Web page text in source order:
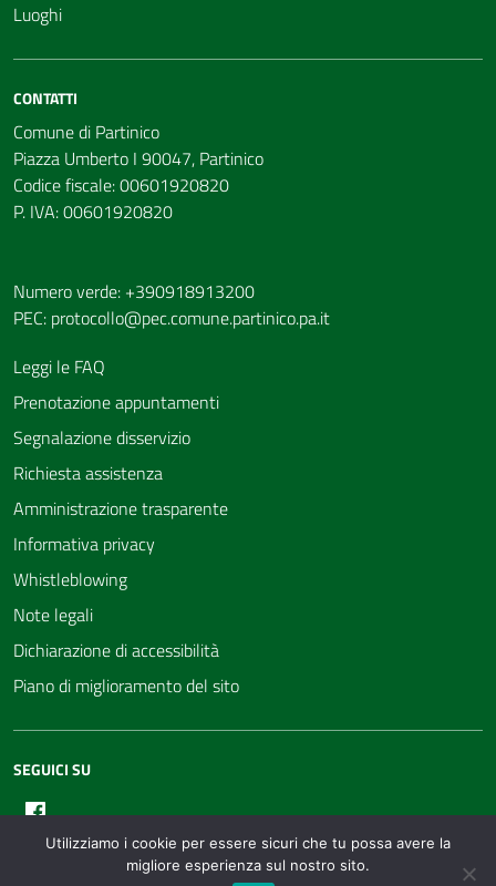
Luoghi
CONTATTI
Comune di Partinico
Piazza Umberto I 90047, Partinico
Codice fiscale: 00601920820
P. IVA: 00601920820
Numero verde: +390918913200
PEC: protocollo@pec.comune.partinico.pa.it
Leggi le FAQ
Prenotazione appuntamenti
Segnalazione disservizio
Richiesta assistenza
Amministrazione trasparente
Informativa privacy
Whistleblowing
Note legali
Dichiarazione di accessibilità
Piano di miglioramento del sito
SEGUICI SU
Facebook
Utilizziamo i cookie per essere sicuri che tu possa avere la
migliore esperienza sul nostro sito.